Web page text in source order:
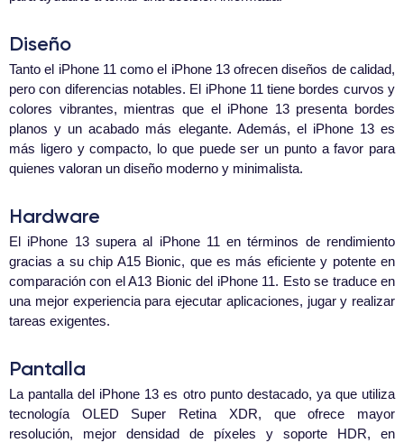
Diseño
Tanto el iPhone 11 como el iPhone 13 ofrecen diseños de calidad,
pero con diferencias notables. El iPhone 11 tiene bordes curvos y
colores vibrantes, mientras que el iPhone 13 presenta bordes
planos y un acabado más elegante. Además, el iPhone 13 es
más ligero y compacto, lo que puede ser un punto a favor para
quienes valoran un diseño moderno y minimalista.
Hardware
El iPhone 13 supera al iPhone 11 en términos de rendimiento
gracias a su chip A15 Bionic, que es más eficiente y potente en
comparación con el A13 Bionic del iPhone 11. Esto se traduce en
una mejor experiencia para ejecutar aplicaciones, jugar y realizar
tareas exigentes.
Pantalla
La pantalla del iPhone 13 es otro punto destacado, ya que utiliza
tecnología OLED Super Retina XDR, que ofrece mayor
resolución, mejor densidad de píxeles y soporte HDR, en